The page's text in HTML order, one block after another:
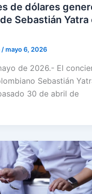
de dólares
Sebastián Yatra
/mayo 6, 2026
de 2026.- El
Sebastián
30 de abril de